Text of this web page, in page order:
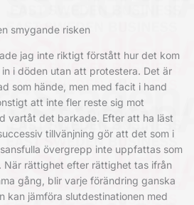
smygande risken
jag inte riktigt förstått hur det kom
i döden utan att protestera. Det är
som hände, men med facit i hand
att inte fler reste sig mot
vartåt det barkade. Efter att ha läst
tillvänjning gör att det som i
övergrepp inte uppfattas som
När rättighet efter rättighet tas ifrån
gång, blir varje förändring ganska
kan jämföra slutdestinationen med